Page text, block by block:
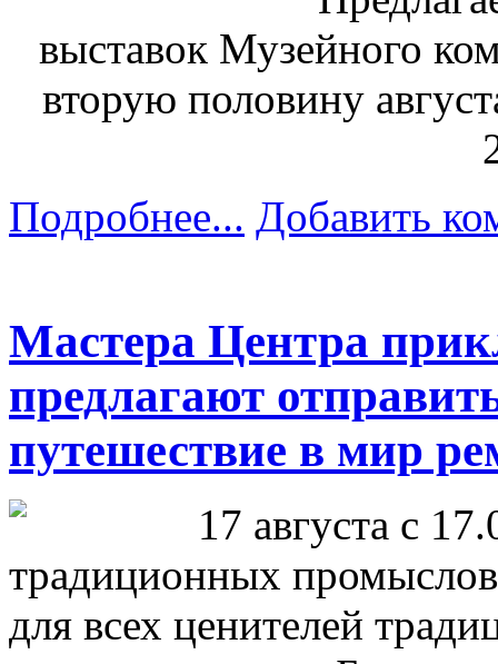
выставок Музейного
вторую половину
Подробнее... Добавить
Мастера Центра
предлагают
путешествие в мир
17 августа с
традиционных
для всех ценителей